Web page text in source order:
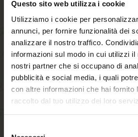
Questo sito web utilizza i cookie
Utilizziamo i cookie per
annunci, per fornire funzionalità dei
analizzare il nostro traffico.
informazioni sul modo in cui utilizzi il
nostri partner che si occupano di
pubblicità e social media, i quali
con altre informazioni che hai fornito
raccolto dal tuo utilizzo dei loro
Cartherin
Fashion Design